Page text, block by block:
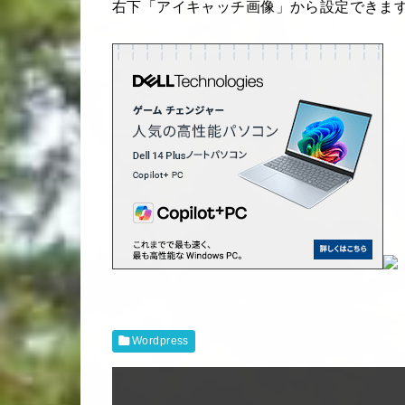
右下「アイキャッチ画像」から設定できま
Wordpress